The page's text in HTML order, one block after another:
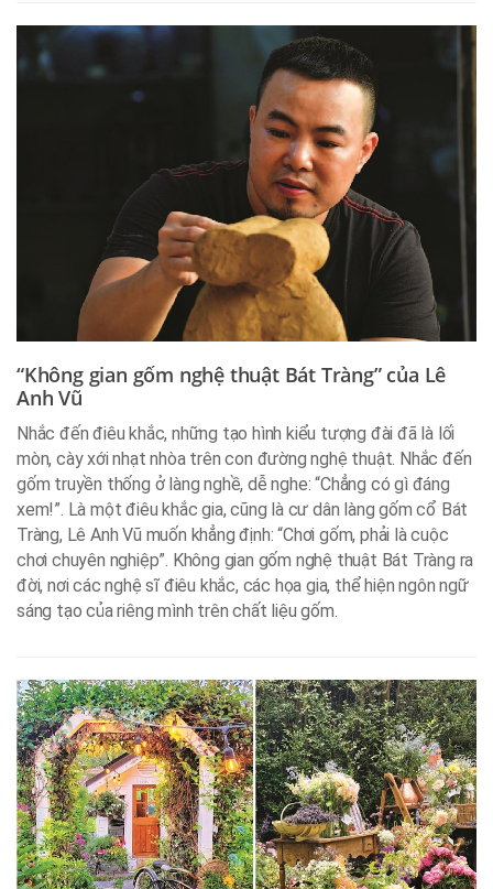
“Không gian gốm nghệ thuật Bát Tràng” của Lê
Anh Vũ
Nhắc đến điêu khắc, những tạo hình kiểu tượng đài đã là lối
mòn, cày xới nhạt nhòa trên con đường nghệ thuật. Nhắc đến
gốm truyền thống ở làng nghề, dễ nghe: “Chẳng có gì đáng
xem!”. Là một điêu khắc gia, cũng là cư dân làng gốm cổ Bát
Tràng, Lê Anh Vũ muốn khẳng định: “Chơi gốm, phải là cuộc
chơi chuyên nghiệp”. Không gian gốm nghệ thuật Bát Tràng ra
đời, nơi các nghệ sĩ điêu khắc, các họa gia, thể hiện ngôn ngữ
sáng tạo của riêng mình trên chất liệu gốm.